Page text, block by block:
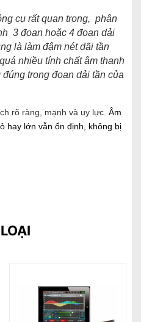
cụ rất quan trong, phân
3 đoạn hoặc 4 đoạn dải
là làm đậm nét dãi tần
nhiều tính chất âm thanh
trong đoạn dải tần của
rõ ràng, mạnh và uy lực. ​Âm
hay lớn vẫn ổn định, không bị